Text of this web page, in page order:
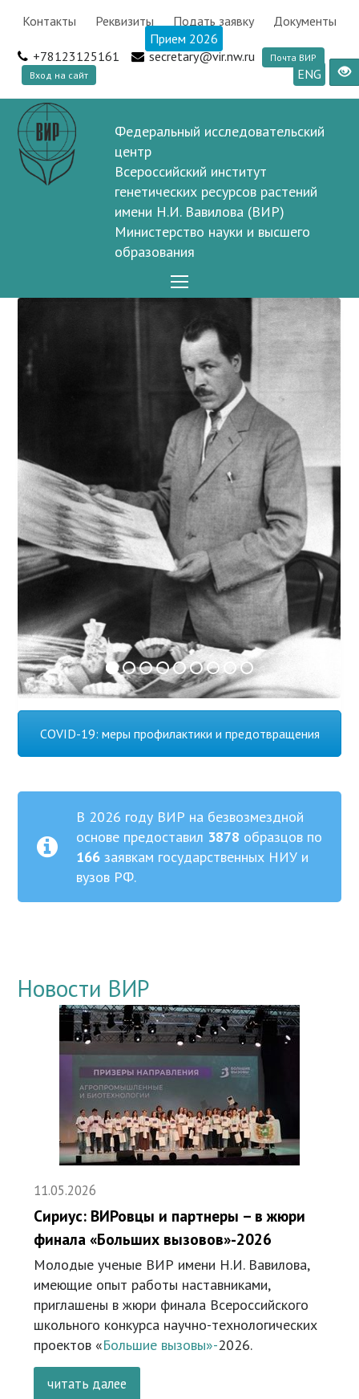
Контакты Реквизиты Подать заявку
Документы
Прием 2026
+78123125161
secretary@vir.nw.ru
Почта ВИР
Вход на сайт
ENG
Федеральный исследовательский
центр
Всероссийский институт
генетических ресурсов растений
имени Н.И. Вавилова (ВИР)
Министерство науки и высшего
образования
Menu
COVID-19: меры профилактики и предотвращения
В 2026 году ВИР на безвозмездной
основе предоставил 3878 образцов по
166 заявкам государственных НИУ и
вузов РФ.
Новости ВИР
11.05.2026
Сириус: ВИРовцы и партнеры – в жюри
финала «Больших вызовов»-2026
Молодые ученые ВИР имени Н.И. Вавилова,
имеющие опыт работы наставниками,
приглашены в жюри финала Всероссийского
школьного конкурса научно-технологических
проектов «Большие вызовы»-2026.
читать далее